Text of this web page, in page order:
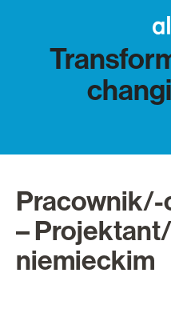
Pracownik/-
–
niemieckim